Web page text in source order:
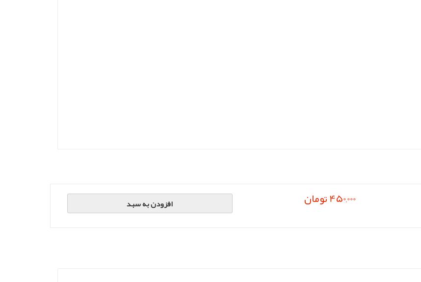
450,000 تومان افزودن به سبد